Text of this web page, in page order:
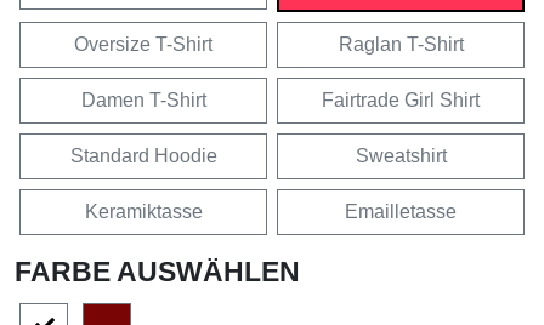
Oversize T-Shirt Raglan T-Shirt
Damen T-Shirt Fairtrade Girl Shirt
Standard Hoodie Sweatshirt
Keramiktasse Emailletasse
FARBE AUSWÄHLEN